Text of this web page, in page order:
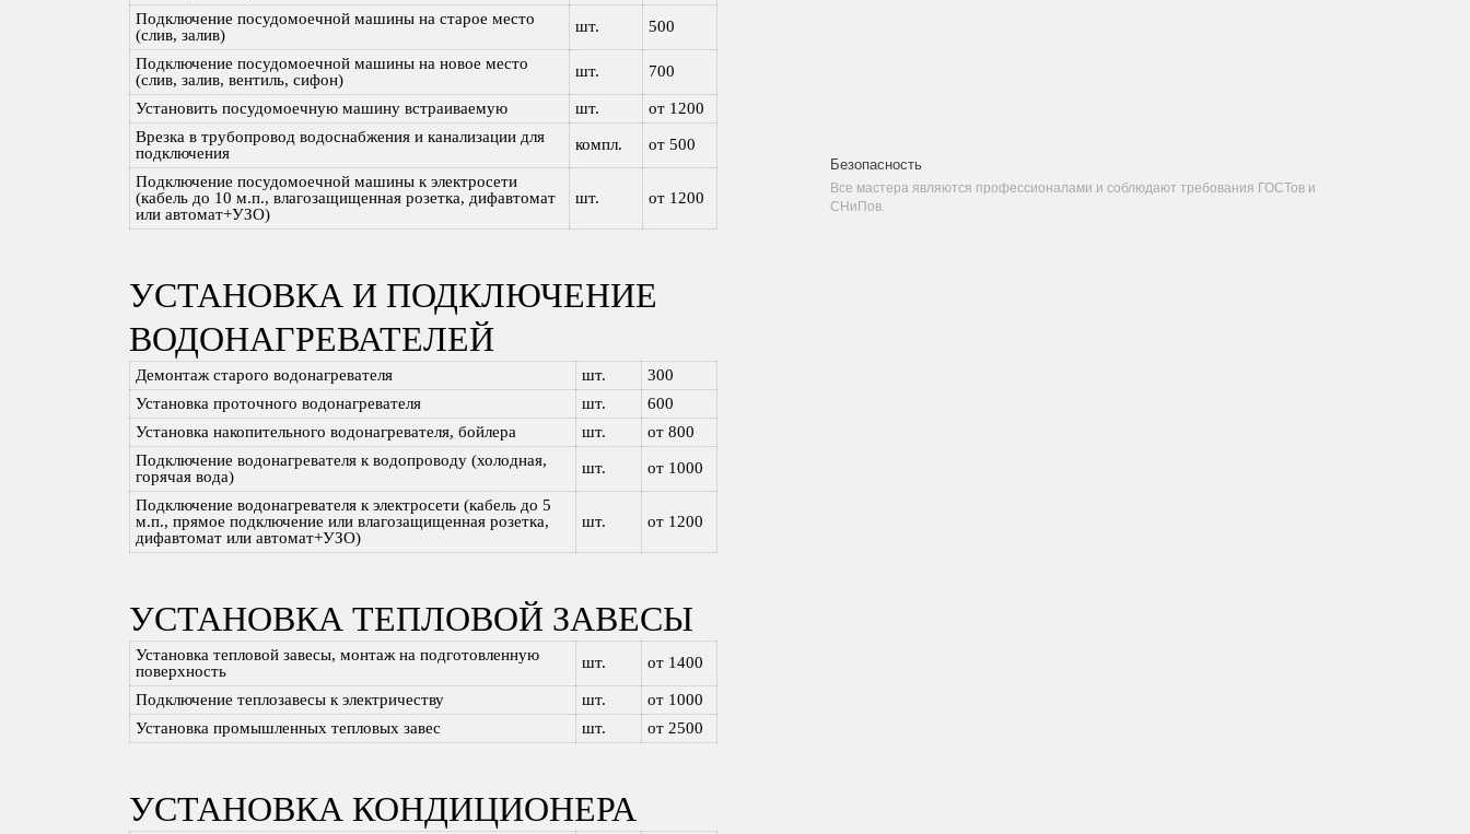
Подключение посудомоечной машины на старое место
(слив, залив)
шт. 500
Подключение посудомоечной машины на новое место
(слив, залив, вентиль, сифон)
шт. 700
Установить посудомоечную машину встраиваемую шт.
от 1200
Врезка в трубопровод водоснабжения и канализации для
подключения
компл. от 500
Подключение посудомоечной машины к электросети
(кабель до 10 м.п., влагозащищенная розетка, дифавтомат
или автомат+УЗО)
шт. от 1200
УСТАНОВКА И ПОДКЛЮЧЕНИЕ
ВОДОНАГРЕВАТЕЛЕЙ
Демонтаж старого водонагревателя шт.
300
Установка проточного водонагревателя
шт.
600
Установка накопительного водонагревателя, бойлера
шт.
от 800
Подключение водонагревателя к водопроводу (холодная,
горячая вода)
шт. от 1000
Подключение водонагревателя к электросети (кабель до 5
м.п., прямое подключение или влагозащищенная розетка,
дифавтомат или автомат+УЗО)
шт. от 1200
УСТАНОВКА ТЕПЛОВОЙ ЗАВЕСЫ
Установка тепловой завесы, монтаж на подготовленную
поверхность
шт. от 1400
Подключение теплозавесы к электричеству шт.
от 1000
Установка промышленных тепловых завес
шт. от 2500
УСТАНОВКА КОНДИЦИОНЕРА
Безопасность
Все мастера являются профессионалами и соблюдают требования ГОСТов и
СНиПов.